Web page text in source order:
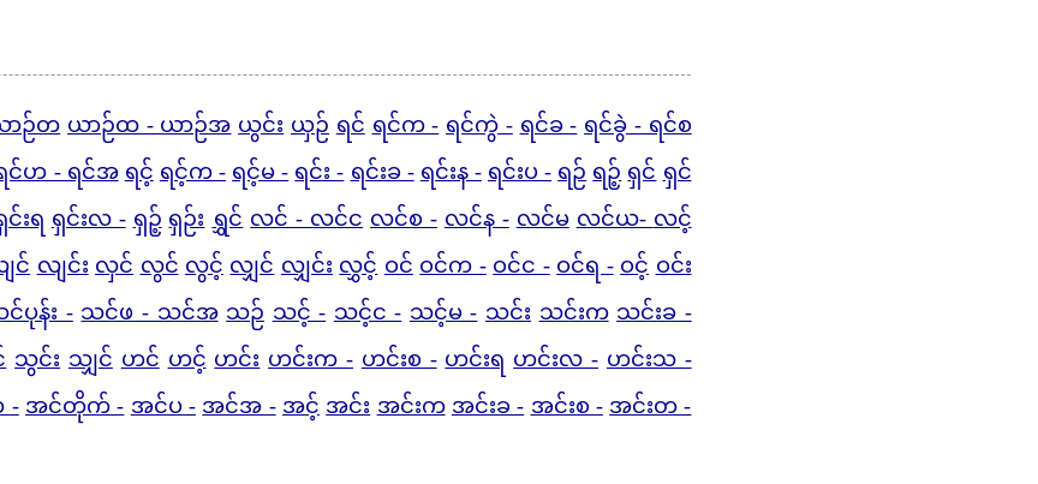
ာဉ်တ ယာဉ်ထ - ယာဉ်အ ယွင်း ယှဉ် ရင် ရင်က - ရင်ကွဲ - ရင်ခ - ရင်ခွဲ - ရင်စ
င်ဟ - ရင်အ ရင့် ရင့်က - ရင့်မ - ရင်း - ရင်းခ - ရင်းန - ရင်းပ - ရဉ် ရဉ့် ရှင် ရှင်
းရ ရှင်းလ - ရှဉ့် ရှဉ်း ရွှင် လင် - လင်င လင်စ - လင်န - လင်မ လင်ယ- လင့်
င် လျင်း လှင် လွင် လွင့် လျှင် လျှင်း လွှင့် ဝင် ဝင်က - ဝင်င - ဝင်ရ - ဝင့် ဝင်း
ပုန်း - သင်ဖ - သင်အ သဉ် သင့် - သင့်င - သင့်မ - သင်း သင်းက သင်းခ -
သွင်း သျှင် ဟင် ဟင့် ဟင်း ဟင်းက - ဟင်းစ - ဟင်းရ ဟင်းလ - ဟင်းသ -
- အင်တိုက် - အင်ပ - အင်အ - အင့် အင်း အင်းက အင်းခ - အင်းစ - အင်းတ -